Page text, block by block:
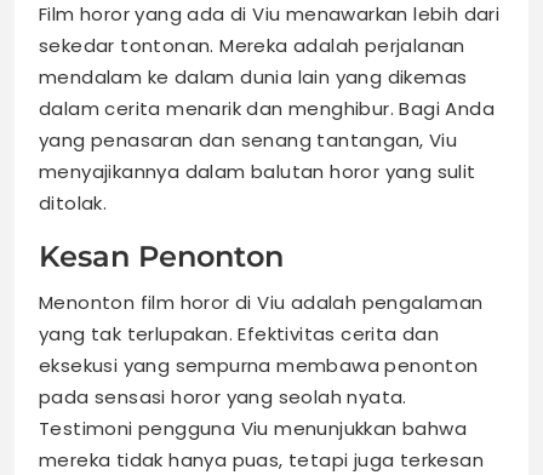
Film horor yang ada di Viu menawarkan lebih dari
sekedar tontonan. Mereka adalah perjalanan
mendalam ke dalam dunia lain yang dikemas
dalam cerita menarik dan menghibur. Bagi Anda
yang penasaran dan senang tantangan, Viu
menyajikannya dalam balutan horor yang sulit
ditolak.
Kesan Penonton
Menonton film horor di Viu adalah pengalaman
yang tak terlupakan. Efektivitas cerita dan
eksekusi yang sempurna membawa penonton
pada sensasi horor yang seolah nyata.
Testimoni pengguna Viu menunjukkan bahwa
mereka tidak hanya puas, tetapi juga terkesan